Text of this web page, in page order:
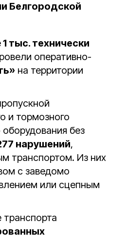
Белгородской
1 тыс. технически
оперативно-
на территории
и тормозного
без
нарушений,
транспортом. Из них
с заведомо
или сцепным